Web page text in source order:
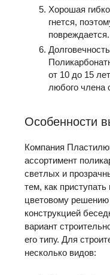
Хорошая
гнется,
повреждается.
от 10 до 15
любого члена
Особенности
Компания
ассортимент
светлых и
тем, как
цветовому решению
конструкцией
вариант
его типу. Для
несколько видов: